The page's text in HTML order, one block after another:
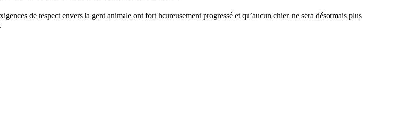
de respect envers la gent animale ont fort heureusement progressé et qu’aucun chien ne sera désormais plus